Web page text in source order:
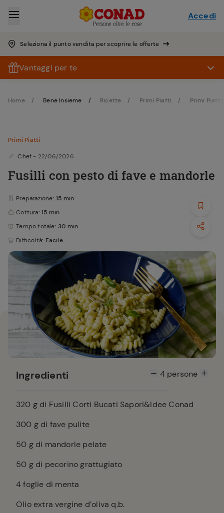
Seleziona il punto vendita per scoprire le offerte
Accedi
Vantaggi per te
Home Bene Insieme Ricette Primi Piatti Primi Piatti
Primi Piatti
Chef - 22/06/2026
Fusilli con pesto di fave e mandorle
Preparazione: 15 min
Cottura: 15 min
Tempo totale: 30 min
Difficoltà: Facile
Ingredienti 4persone
320 g di Fusilli Corti Bucati Sapori&Idee Conad
300 g di fave pulite
50 g di mandorle pelate
50 g di pecorino grattugiato
4foglie di menta
Olio extra vergine d’oliva q.b.